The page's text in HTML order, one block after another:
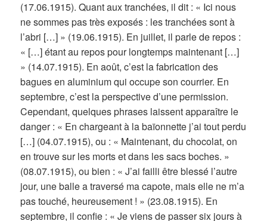
(17.06.1915). Quant aux tranchées, il dit : « Ici nous
ne sommes pas très exposés : les tranchées sont à
l’abri […] » (19.06.1915). En juillet, il parle de repos :
« […] étant au repos pour longtemps maintenant […]
» (14.07.1915). En août, c’est la fabrication des
bagues en aluminium qui occupe son courrier. En
septembre, c’est la perspective d’une permission.
Cependant, quelques phrases laissent apparaître le
danger : « En chargeant à la baïonnette j’ai tout perdu
[…] (04.07.1915), ou : « Maintenant, du chocolat, on
en trouve sur les morts et dans les sacs boches. »
(08.07.1915), ou bien : « J’ai failli être blessé l’autre
jour, une balle a traversé ma capote, mais elle ne m’a
pas touché, heureusement ! » (23.08.1915). En
septembre, il confie : « Je viens de passer six jours à